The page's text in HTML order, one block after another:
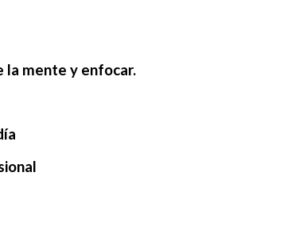
la mente y enfocar.